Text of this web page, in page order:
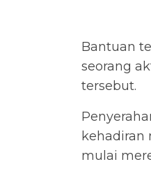
Bantuan
seorang
tersebut.
kehadiran
mulai